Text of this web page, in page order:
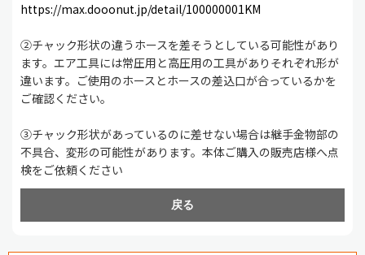
https://max.dooonut.jp/detail/100000001KM
②チャック形状の違うホースを差そうとしている可能性があり
ます。エア工具には常圧用と高圧用の工具がありそれぞれ形が
違います。ご使用のホースとホースの差込口が合っているかを
ご確認ください。
③チャック形状があっているのに差せない場合は継手金物部の
不具合、変形の可能性があります。本体ご購入の販売店様へ点
検をご依頼ください
戻る